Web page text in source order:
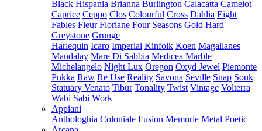
Black Hispania Brianna Burlington Calacatta Camelot
Caprice Ceppo Clos Colourful Cross Dahlia Eight
Fables Fleur Floriane Four Seasons Gold Hard
Greystone Grunge
Harlequin Icaro Imperial Kinfolk Koen Magallanes
Mandalay Mare Di Sabbia Medicea Marble
Michelangelo Night Lux Oregon Oxyd Jewel Piemonte
Pukka Raw Re Use Reality Savona Seville Snap Souk
Statuary Venato Tibur Tonality Twist Vintage Volterra
Wabi Sabi Work
Appiani
Anthologhia Coloniale Fusion Memorie Metal Poetic